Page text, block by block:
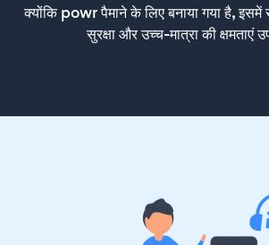
क्योंकि powr पैमाने के लिए बनाया गया है, इसमें
सुरक्षा और उच्च-मात्रा की क्षमताएं